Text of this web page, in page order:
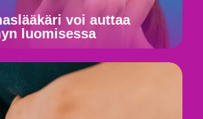
voi auttaa
luomisessa